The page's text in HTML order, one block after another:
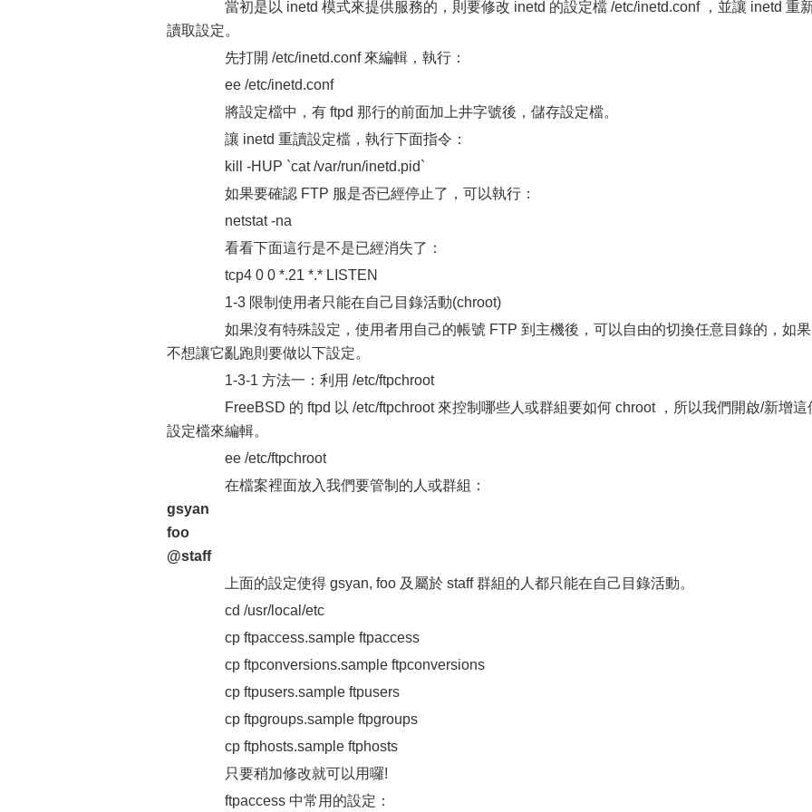
當初是以 inetd 模式來提供服務的，則要修改 inetd 的設定檔 /etc/inetd.conf ，並讓 inetd 重
讀取設定。
先打開 /etc/inetd.conf 來編輯，執行：
ee /etc/inetd.conf
將設定檔中，有 ftpd 那行的前面加上井字號後，儲存設定檔。
讓 inetd 重讀設定檔，執行下面指令：
kill -HUP `cat /var/run/inetd.pid`
如果要確認 FTP 服是否已經停止了，可以執行：
netstat -na
看看下面這行是不是已經消失了：
tcp4 0 0 *.21 *.* LISTEN
1-3 限制使用者只能在自己目錄活動(chroot)
如果沒有特殊設定，使用者用自己的帳號 FTP 到主機後，可以自由的切換任意目錄的，如果
不想讓它亂跑則要做以下設定。
1-3-1 方法一：利用 /etc/ftpchroot
FreeBSD 的 ftpd 以 /etc/ftpchroot 來控制哪些人或群組要如何 chroot ，所以我們開啟/新增這
設定檔來編輯。
ee /etc/ftpchroot
在檔案裡面放入我們要管制的人或群組：
gsyan
foo
@staff
上面的設定使得 gsyan, foo 及屬於 staff 群組的人都只能在自己目錄活動。
cd /usr/local/etc
cp ftpaccess.sample ftpaccess
cp ftpconversions.sample ftpconversions
cp ftpusers.sample ftpusers
cp ftpgroups.sample ftpgroups
cp ftphosts.sample ftphosts
只要稍加修改就可以用囉!
ftpaccess 中常用的設定：